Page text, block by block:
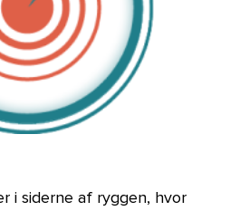
i siderne af ryggen, hvor